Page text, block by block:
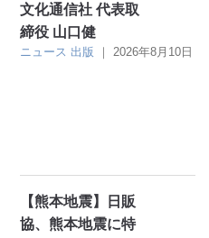
文化通信社 代表取
締役 山口健
ニュース 出版 ｜2026年8月10日
【熊本地震】日販
協、熊本地震に特